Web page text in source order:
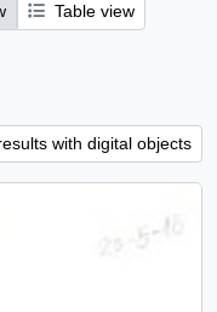
Table view
with digital objects